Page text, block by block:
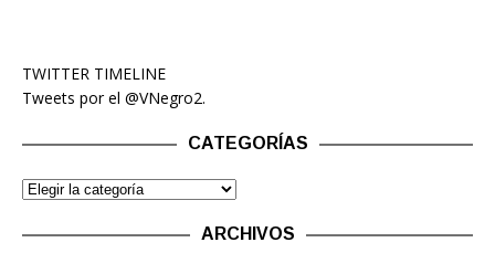
TWITTER TIMELINE
Tweets por el @VNegro2.
CATEGORÍAS
ARCHIVOS